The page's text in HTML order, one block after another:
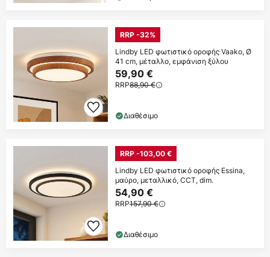
RRP -32%
Lindby LED φωτιστικό οροφής Vaako, Ø
41 cm, μέταλλο, εμφάνιση ξύλου
59,90 €
RRP88,90 €
Διαθέσιμο
RRP -103,00 €
Lindby LED φωτιστικό οροφής Essina,
μαύρο, μεταλλικό, CCT, dim.
54,90 €
RRP157,90 €
Διαθέσιμο